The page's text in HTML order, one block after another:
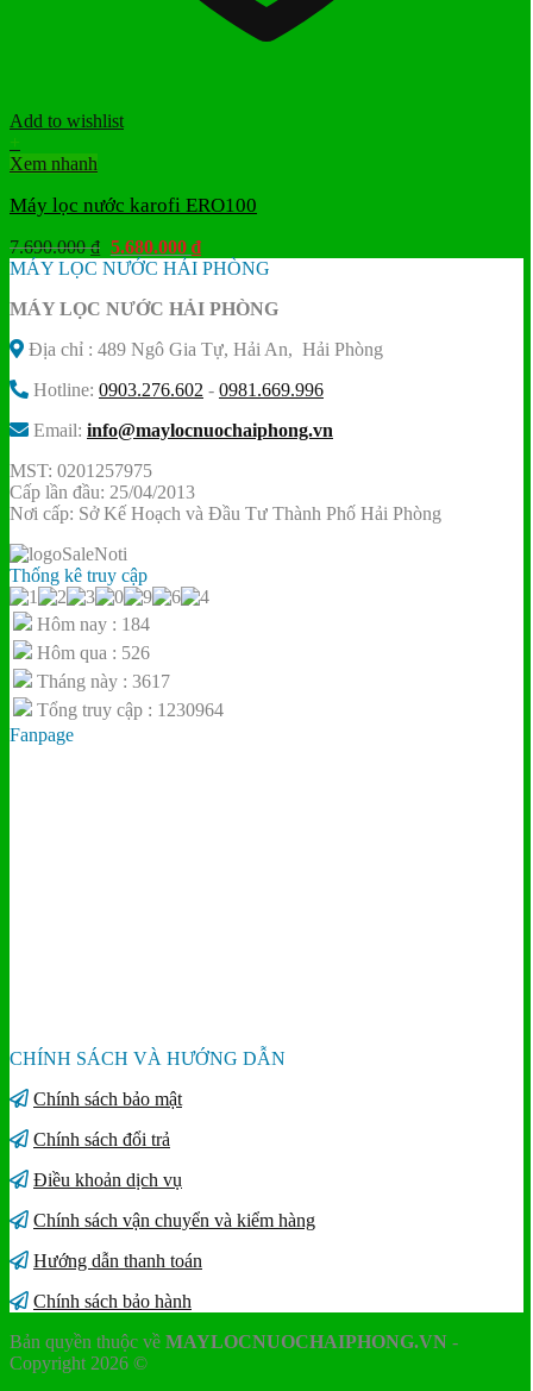
Add to wishlist
+
Xem nhanh
Máy lọc nước karofi ERO100
7.690.000₫ Giá
gốc
7.690.000 ₫.
5.680.000 ₫Giá
hiện
là:
MÁY LỌC NƯỚC HẢI PHÒNG
MÁY LỌC NƯỚC HẢI PHÒNG
Địa chỉ : 489 Ngô Gia Tự, Hải An, Hải Phòng
Hotline: 0903.276.602 - 0981.669.996
Email: info@maylocnuochaiphong.vn
MST: 0201257975
Cấp lần đầu: 25/04/2013
Nơi cấp: Sở Kế Hoạch và Đầu Tư Thành Phố Hải Phòng
Thống kê truy cập
Hôm nay : 184
Hôm qua : 526
Tháng này : 3617
Tổng truy cập : 1230964
Fanpage
CHÍNH SÁCH VÀ HƯỚNG DẪN
Chính sách bảo mật
Chính sách đổi trả
Điều khoản dịch vụ
Chính sách vận chuyển và kiểm hàng
Hướng dẫn thanh toán
Chính sách bảo hành
Bản quyền thuộc về MAYLOCNUOCHAIPHONG.VN -
Copyright 2026 ©